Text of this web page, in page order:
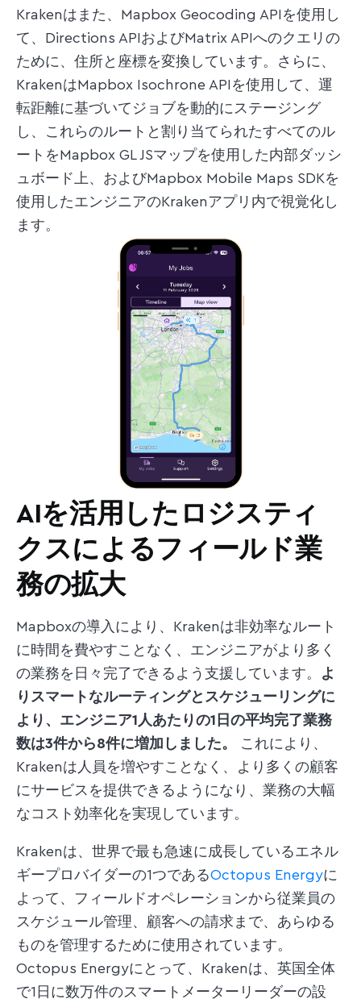
Krakenはまた、Mapbox Geocoding APIを使用し
て、Directions APIおよびMatrix APIへのクエリの
ために、住所と座標を変換しています。さらに、
KrakenはMapbox Isochrone APIを使用して、運
転距離に基づいてジョブを動的にステージング
し、これらのルートと割り当てられたすべてのル
ートをMapbox GL JSマップを使用した内部ダッシ
ュボード上、およびMapbox Mobile Maps SDKを
使用したエンジニアのKrakenアプリ内で視覚化し
ます。
AIを活用したロジスティ
クスによるフィールド業
務の拡大
Mapboxの導入により、Krakenは非効率なルート
に時間を費やすことなく、エンジニアがより多く
の業務を日々完了できるよう支援しています。
よ
りスマートなルーティングとスケジューリングに
より、エンジニア1人あたりの1日の平均完了業務
数は3件から8件に増加しました。
これにより、
Krakenは人員を増やすことなく、より多くの顧客
にサービスを提供できるようになり、業務の大幅
なコスト効率化を実現しています。
Krakenは、世界で最も急速に成長しているエネル
ギープロバイダーの1つであるOctopus Energyに
よって、フィールドオペレーションから従業員の
スケジュール管理、顧客への請求まで、あらゆる
ものを管理するために使用されています。
Octopus Energyにとって、Krakenは、英国全体
で1日に数万件のスマートメーターリーダーの設